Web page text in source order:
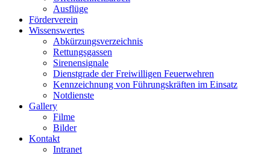
Ausflüge
Förderverein
Wissenswertes
Abkürzungsverzeichnis
Rettungsgassen
Sirenensignale
Dienstgrade der Freiwilligen Feuerwehren
Kennzeichnung von Führungskräften im Einsatz
Notdienste
Gallery
Filme
Bilder
Kontakt
Intranet